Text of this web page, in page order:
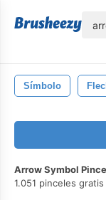
Símbolo
Arrow Symbol
1.051 pinceles